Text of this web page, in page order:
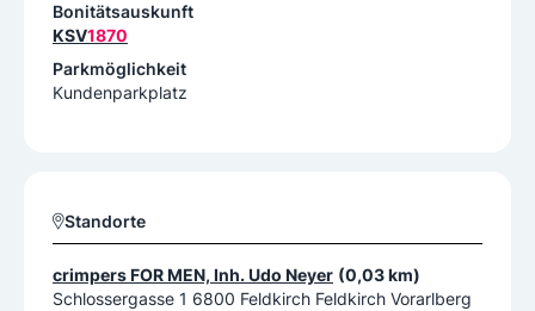
Bonitätsauskunft
KSV1870
Parkmöglichkeit
Kundenparkplatz
Standorte
crimpers FOR MEN, Inh. Udo Neyer (0,03 km)
Schlossergasse 1 6800 Feldkirch Feldkirch Vorarlberg